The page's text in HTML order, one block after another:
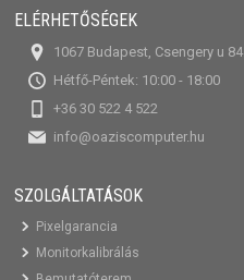
ELÉRHETŐSÉGEK
1067 Budapest, Csengery u 84.
Hétfő-Péntek: 10:00 - 18:00
+36 30 522 4 522
info@oaziscomputer.hu
SZOLGÁLTATÁSOK
Pixelgarancia
Monitorkalibrálás